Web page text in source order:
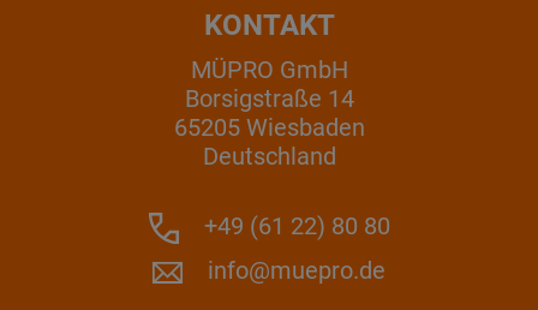
KONTAKT
MÜPRO GmbH
Borsigstraße 14
65205 Wiesbaden
Deutschland
+49 (61 22) 80 80
info@muepro.de